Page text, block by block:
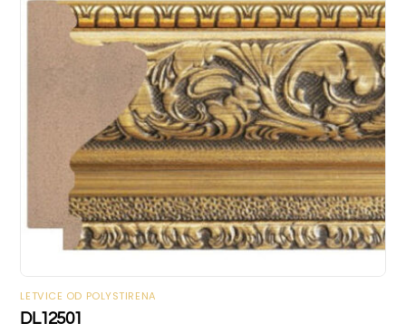
LETVICE OD POLYSTIRENA
DL12501